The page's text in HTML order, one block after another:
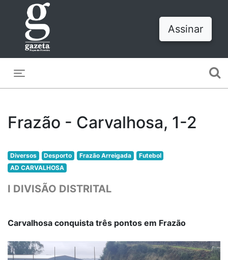
Assinar
Frazão - Carvalhosa, 1-2
Diversos Desporto Frazão Arreigada
Futebol
AD CARVALHOSA
I DIVISÃO DISTRITAL
Carvalhosa conquista três pontos em Frazão